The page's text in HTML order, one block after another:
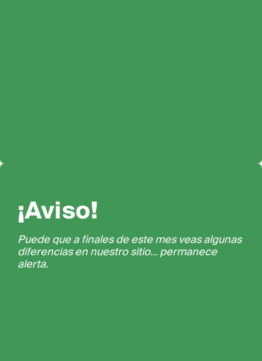
¡Aviso!
Puede que a finales de este mes veas algunas
diferencias en nuestro sitio… permanece
alerta.